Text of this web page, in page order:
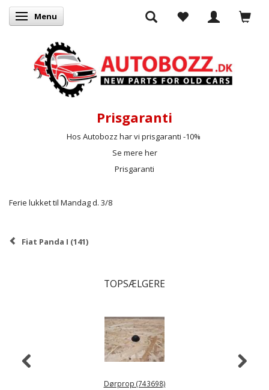
Skifte navigation
Menu
Prisgaranti
Hos Autobozz har vi prisgaranti -10%
Se mere her
Prisgaranti
Ferie lukket til Mandag d. 3/8
Fiat Panda I (141)
TOPSÆLGERE
Dørprop (743698)